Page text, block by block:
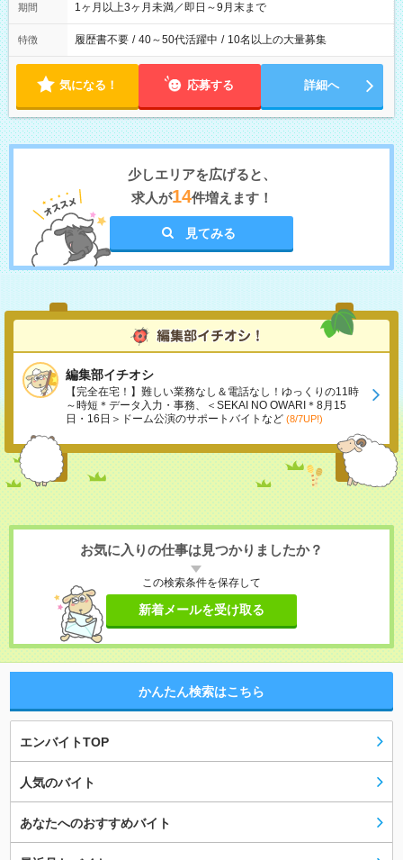
期間 1ヶ月以上3ヶ月未満／即日～9月末まで
特徴 履歴書不要 / 40～50代活躍中 / 10名以上の大量募集
気になる！ 応募する 詳細へ
少しエリアを広げると、
求人が14件増えます！
見てみる
編集部イチオシ
【完全在宅！】難しい業務なし＆電話なし！ゆっくりの11時
～時短＊データ入力・事務、＜SEKAI NO OWARI＊8月15
日・16日＞ドーム公演のサポートバイトなど (8/7UP!)
お気に入りの仕事は見つかりましたか？
この検索条件を保存して
新着メールを受け取る
かんたん検索はこちら
エンバイトTOP
人気のバイト
あなたへのおすすめバイト